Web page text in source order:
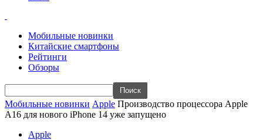
Мобильные новинки
Китайские смартфоны
Рейтинги
Обзоры
Мобильные новинки Apple Производство процессора Apple
A16 для нового iPhone 14 уже запущено
Apple